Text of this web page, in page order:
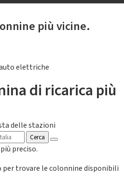
più vicine.
elettriche
di ricarica più
delle stazioni
Cerca
preciso.
trovare le colonnine disponibili